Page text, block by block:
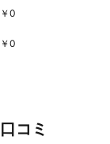
￥0
￥0
口コミ